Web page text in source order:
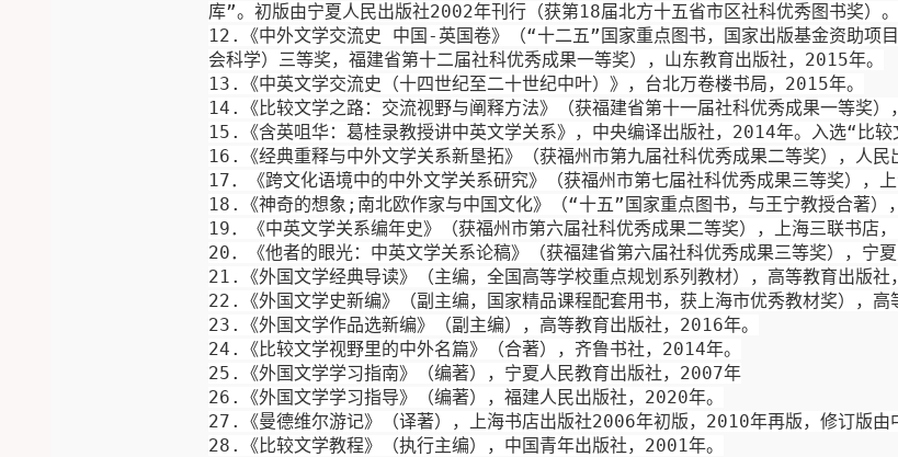
库”。初版由宁夏人民出版社2002年刊行（获第18届北方十五省市区社科优秀图书奖）。
12 . 《中外文学交流史 中国 - 英国卷》（“十二五”国家重点图书，国家出版基金资助项
会科学） 三等奖，福建省第十二届社科优秀成果一等奖），山东教育出版社， 2015年。
13. 《中英文学交流史（十四世纪至二十世纪中叶）》，台北万卷楼书局， 2015年。
14 . 《比较文学之路：交流视野与阐释方法》（获福建省第十一届社科优秀成果一等奖）
15 . 《含英咀华：葛桂录教授讲中英文学关系》，中央编译出版社， 2014年。入选“比较
16 . 《经典重释与中外文学关系新垦拓》（获福州市第九届社科优秀成果二等奖），人民
17．《跨文化语境中的中外文学关系研究》（获福州市第七届社科优秀成果三等奖），上
18.
《神奇的想象 ; 南北欧作家与中国文化》（“十五”国家重点图书，与王宁教授合著），
19．《中英文学关系编年史》（获福州市第六届社科优秀成果二等奖），上海三联书店，
20．《他者的眼光：中英文学关系论稿》（获福建省第六届社科优秀成果三等奖），宁夏
21.
《外国文学经典导读》（主编，全国高等学校重点规划系列教材），高等教育出版社，
22.
《外国文学史新编》（副主编，国家精品课程配套用书， 获上海市优秀教材奖）， 高
23 . 《外国文学作品选新编》（副主编）， 高等教育出版社， 2016年。
24.
《比较文学视野里的中外名篇》（合著）， 齐鲁书社， 2014年。
25.
《外国文学学习指南》（编著），宁夏人民教育出版社， 2007年
26.
《外国文学学习指导》（编著）， 福建人民出版社， 2020年。
27.
《曼德维尔游记》（译著），上海书店出版社2006年初版， 2010年再版， 修订版由
28. 《比较文学教程》（执行主编），中国青年出版社， 2001年。